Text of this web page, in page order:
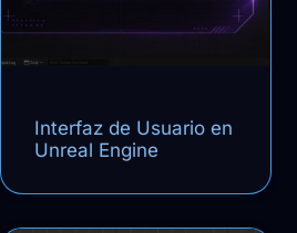
Interfaz de Usuario en
Unreal Engine